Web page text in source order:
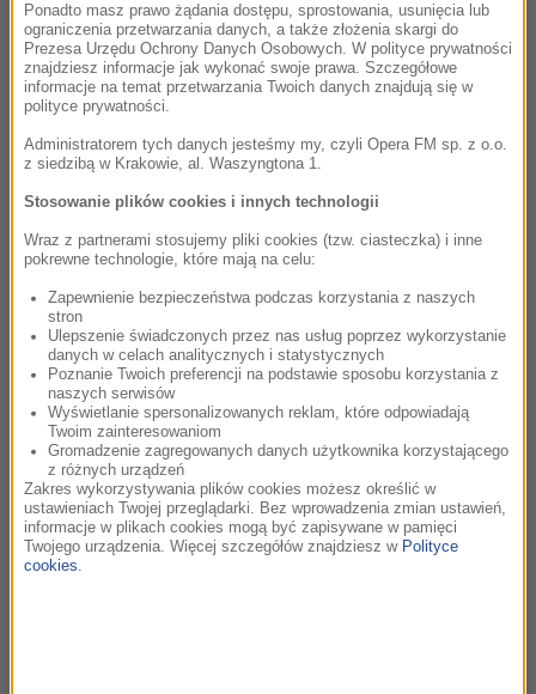
czterokrotnie nominowany do Oscara aktor oraz światowej
sławy charakteryzator, Waldemar Pokromski, który też jest
zaangażowany w film „Santo Subito!”.
dodała na swoich portalach społecznościowych Katarzyna
stwierdziła: „Byliśmy wniebowzięci i lekko stremowani, ale
szczęśliwi”.
Mark Ruffalo i Cezary Żak poznali się na planie filmu „Santo
Subito!”, do którego w marcu w Rzymie ruszyły zdjęcia. To
thriller w reżyserii francuskiego twórcy, Bertranda Bonello.
Główną rolę gra w nim gwiazdor Marvela, Mark Ruffalo.
Wciela się w amerykańskiego księdza, który tuż po śmierci
Jana Pawła II, pracuje przy jego procesie beatyfikacyjnym.
Karola Wojtyłę portretuje Andrzej Chyra, a kardynała
Stanisława Dziwisza – Cezary Żak.
U boku Ruffalo pojawia się Charlotte Rampling, która gra
polsko-amerykańską filozofkę, Annę-Teresę Tymieniecką.
Ponadto masz prawo żądania dostępu, sprostowania, usunięcia lub
ograniczenia przetwarzania danych, a także złożenia skargi do
Prezesa Urzędu Ochrony Danych Osobowych. W polityce prywatności
znajdziesz informacje jak wykonać swoje prawa. Szczegółowe
informacje na temat przetwarzania Twoich danych znajdują się w
polityce prywatności.
Administratorem tych danych jesteśmy my, czyli Opera FM sp. z o.o.
z siedzibą w Krakowie, al. Waszyngtona 1.
Stosowanie plików cookies i innych technologii
Wraz z partnerami stosujemy pliki cookies (tzw. ciasteczka) i inne
pokrewne technologie, które mają na celu:
Zapewnienie bezpieczeństwa podczas korzystania z naszych
stron
Ulepszenie świadczonych przez nas usług poprzez wykorzystanie
danych w celach analitycznych i statystycznych
Poznanie Twoich preferencji na podstawie sposobu korzystania z
naszych serwisów
Wyświetlanie spersonalizowanych reklam, które odpowiadają
Twoim zainteresowaniom
Gromadzenie zagregowanych danych użytkownika korzystającego
z różnych urządzeń
Zakres wykorzystywania plików cookies możesz określić w
ustawieniach Twojej przeglądarki. Bez wprowadzenia zmian ustawień,
informacje w plikach cookies mogą być zapisywane w pamięci
Twojego urządzenia. Więcej szczegółów znajdziesz w Polityce
cookies